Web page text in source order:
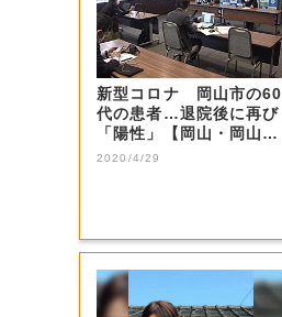
新型コロナ 岡山市の60
代の患者…退院後に再び
「陽性」【岡山・岡山
市】
2020/4/29